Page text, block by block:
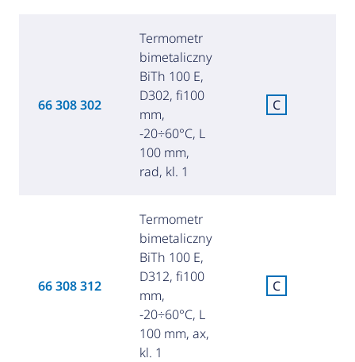
66 308 302
Termometr
bimetaliczny
BiTh 100 E,
D302, fi100
mm,
-20÷60°C, L
100 mm,
rad, kl. 1
C
66 308 312
Termometr
bimetaliczny
BiTh 100 E,
D312, fi100
mm,
-20÷60°C, L
100 mm, ax,
kl. 1
C